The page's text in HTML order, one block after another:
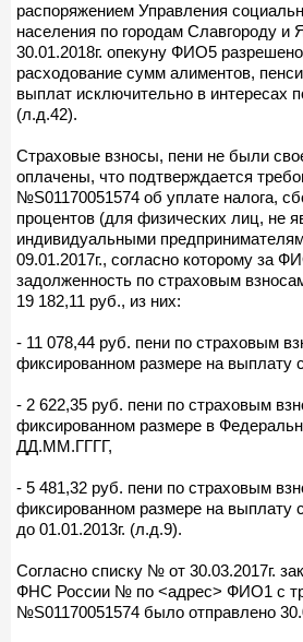
распоряжением Управления
населения по городам Славгороду
30.01.2018г. опекуну ФИО5
расходование сумм алиментов,
выплат исключительно в интересах
(л.д.42).
Страховые взносы, пени не были
оплачены, что подтверждается
№S01170051574 об уплате налога,
процентов (для физических лиц, не
индивидуальными
09.01.2017г., согласно которому за
задолженность по страховым
19 182,11 руб., из них:
- 11 078,44 руб. пени по страховым
фиксированном размере на выплату
- 2 622,35 руб. пени по страховым
фиксированном размере в
ДД.ММ.ГГГГ,
- 5 481,32 руб. пени по страховым
фиксированном размере на выплату
до 01.01.2013г. (л.д.9).
Согласно списку № от 30.03.2017г.
ФНС России № по <адрес> ФИО1 с
№S01170051574 было отправлено